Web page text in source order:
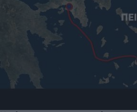
«Στην pole position για
Ντόρτμουντ»